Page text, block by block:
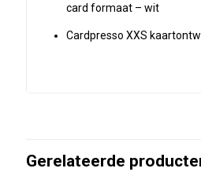
card formaat – wit
Cardpresso XXS
Gerelateerde